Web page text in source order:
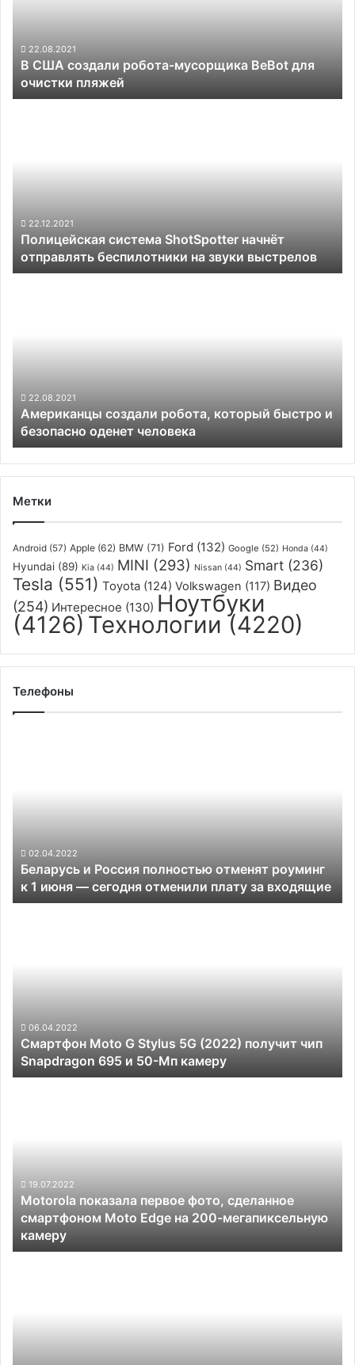
очистки
пляжей
22.08.2021
В США создали робота-мусорщика BeBot для
очистки пляжей
звуки
выстрелов
22.12.2021
Полицейская система ShotSpotter начнёт
отправлять беспилотники на звуки выстрелов
оденет
человека
22.08.2021
Американцы создали робота, который быстро и
безопасно оденет человека
Метки
Android (57) Apple (62) BMW (71) Ford (132) Google (52) Honda (44)
Hyundai (89) Kia (44) MINI (293) Nissan (44) Smart (236)
Tesla (551) Toyota (124) Volkswagen (117) Видео
(254) Интересное (130) Ноутбуки
(4126) Технологии (4220)
Телефоны
июня —
сегодня
отменили
02.04.2022
Беларусь и Россия полностью отменят роуминг
к 1 июня — сегодня отменили плату за входящие
чип
Snapdragon
695
и
06.04.2022
Смартфон Moto G Stylus 5G (2022) получит чип
Snapdragon 695 и 50-Мп камеру
Moto
Edge
на
200-
мегапиксельную
19.07.2022
Motorola показала первое фото, сделанное
смартфоном Moto Edge на 200-мегапиксельную
камеру